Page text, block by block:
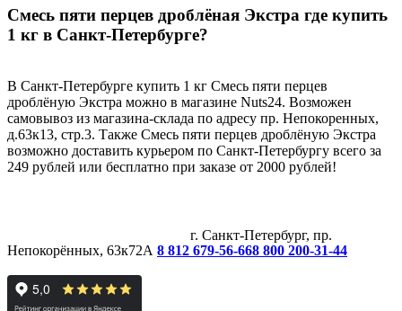
Смесь пяти перцев дроблёная Экстра где купить
1 кг в Санкт-Петербурге?
В Санкт-Петербурге купить 1 кг Смесь пяти перцев
дроблёную Экстра можно в магазине Nuts24. Возможен
самовывоз из магазина-склада по адресу пр. Непокоренных,
д.63к13, стр.3. Также Смесь пяти перцев дроблёную Экстра
возможно доставить курьером по Санкт-Петербургу всего за
249 рублей или бесплатно при заказе от 2000 рублей!
г. Санкт-Петербург, пр.
Непокорённых, 63к72А 8 812 679-56-668 800 200-31-44